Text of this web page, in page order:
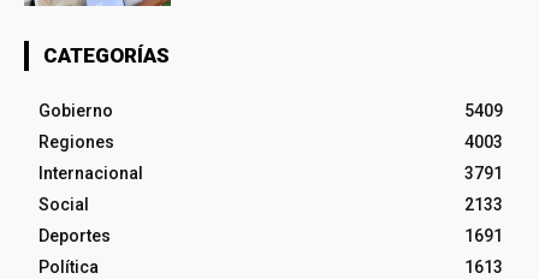
CATEGORÍAS
Gobierno
5409
Regiones
4003
Internacional
3791
Social
2133
Deportes
1691
Política
1613